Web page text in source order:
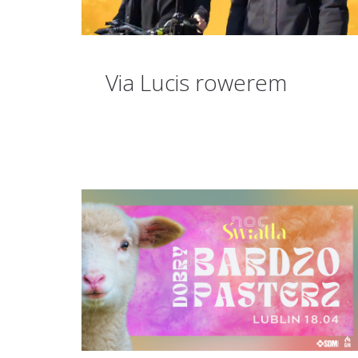
Via Lucis rowerem